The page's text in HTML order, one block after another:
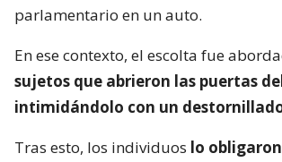
parlamentario en un auto.
En ese contexto, el escolta fue
sujetos que abrieron las puertas
intimidándolo con un
Tras esto, los individuos lo